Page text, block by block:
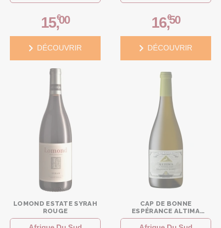
15
,€00
DÉCOUVRIR
16
,€50
DÉCOUVRIR
LOMOND ESTATE SYRAH
ROUGE
CAP DE BONNE
ESPÉRANCE ALTIMA
SAUVIGNON BLANC 2024